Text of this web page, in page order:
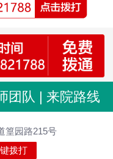
团队 | 来院路线
篁园路215号
拨打